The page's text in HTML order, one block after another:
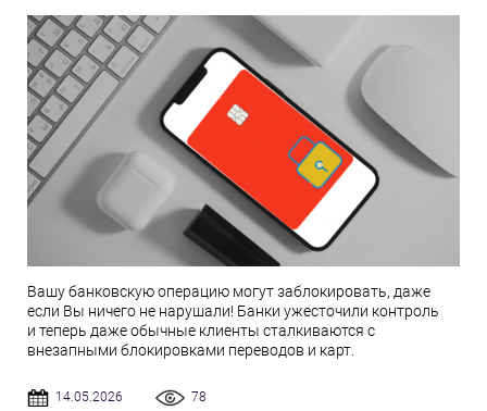
Вашу банковскую операцию могут заблокировать, даже
если Вы ничего не нарушали! Банки ужесточили контроль
и теперь даже обычные клиенты сталкиваются с
внезапными блокировками переводов и карт.
14.05.2026 78